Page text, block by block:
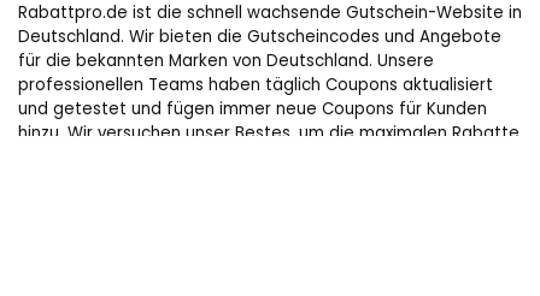
Rabattpro.de ist die schnell wachsende Gutschein-Website in
Deutschland. Wir bieten die Gutscheincodes und Angebote
für die bekannten Marken von Deutschland. Unsere
professionellen Teams haben täglich Coupons aktualisiert
und getestet und fügen immer neue Coupons für Kunden
hinzu. Wir versuchen unser Bestes, um die maximalen Rabatte